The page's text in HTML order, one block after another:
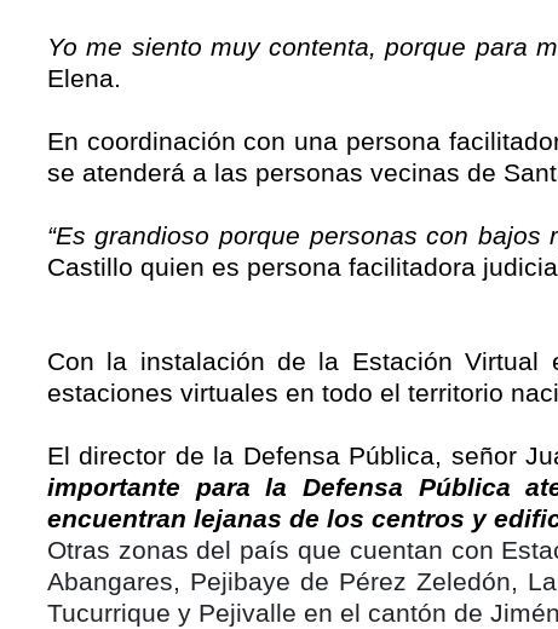
Yo me siento muy contenta, porque para
Elena.
En coordinación con una persona
se atenderá a las personas vecinas de
“Es grandioso porque personas con
Castillo quien es persona facilitadora
Con la instalación de la Estación
estaciones virtuales en todo el territorio
El director de la Defensa Pública, señor
importante para la Defensa Pública
encuentran lejanas de los centros y
Otras zonas del país que cuentan con
Abangares, Pejibaye de Pérez Zeledón,
Tucurrique y Pejivalle en el cantón de